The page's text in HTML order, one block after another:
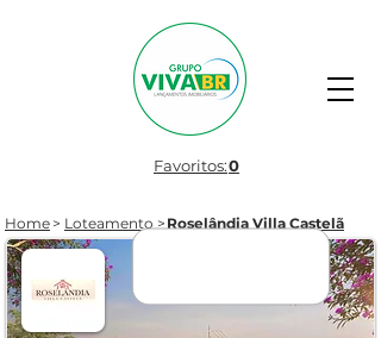
Favoritos:0
Home > Loteamento >Roselândia Villa Castelã